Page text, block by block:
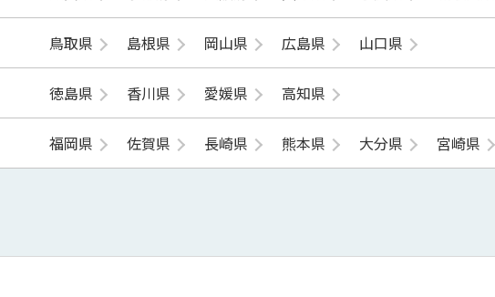
鳥取県 島根県 岡山県 広島県 山口県
徳島県 香川県 愛媛県 高知県
福岡県 佐賀県 長崎県 熊本県 大分県 宮崎県